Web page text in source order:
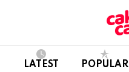
LATEST POPULAR